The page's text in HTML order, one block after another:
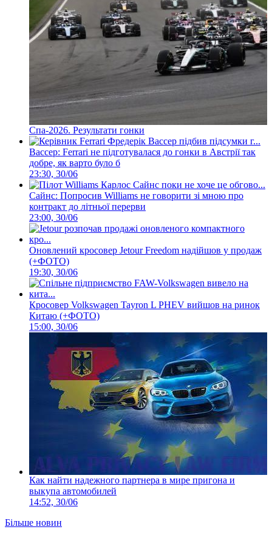
Спа-2026. Результати гонки
Вассер: Ferrari не підготувалася до гонки в Австрії так
добре, як варто було б
23:30, 30/06
Сайнс: Попросив Williams не говорити зі мною про
контракт до літньої перерви
23:00, 30/06
Оновлений кросовер Jetour Freedom надійшов у продаж
(+ФОТО)
19:30, 30/06
Кросовер Volkswagen Tayron L PHEV вийшов на ринок
Китаю (+ФОТО)
15:00, 30/06
Как найти надежного партнера в мире пригона и
выкупа автомобилей
14:52, 30/06
Більше новин